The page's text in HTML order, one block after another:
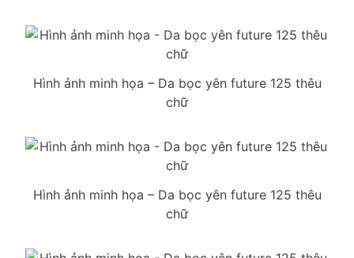
Hình ảnh minh họa – Da bọc yên future 125 thêu
chữ
Hình ảnh minh họa – Da bọc yên future 125 thêu
chữ